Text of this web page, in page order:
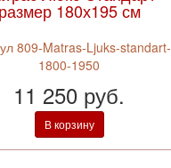
размер 180х195 см
809-Matras-Ljuks-standart-
1800-1950
11 250 руб.
В корзину